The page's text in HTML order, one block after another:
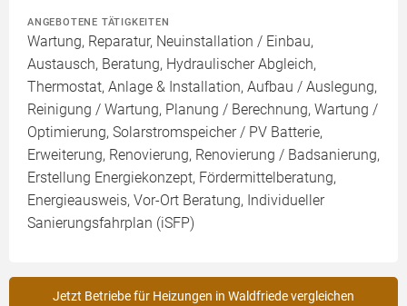
ANGEBOTENE TÄTIGKEITEN
Wartung, Reparatur, Neuinstallation / Einbau,
Austausch, Beratung, Hydraulischer Abgleich,
Thermostat, Anlage & Installation, Aufbau / Auslegung,
Reinigung / Wartung, Planung / Berechnung, Wartung /
Optimierung, Solarstromspeicher / PV Batterie,
Erweiterung, Renovierung, Renovierung / Badsanierung,
Erstellung Energiekonzept, Fördermittelberatung,
Energieausweis, Vor-Ort Beratung, Individueller
Sanierungsfahrplan (iSFP)
Jetzt Betriebe für Heizungen in Waldfriede vergleichen